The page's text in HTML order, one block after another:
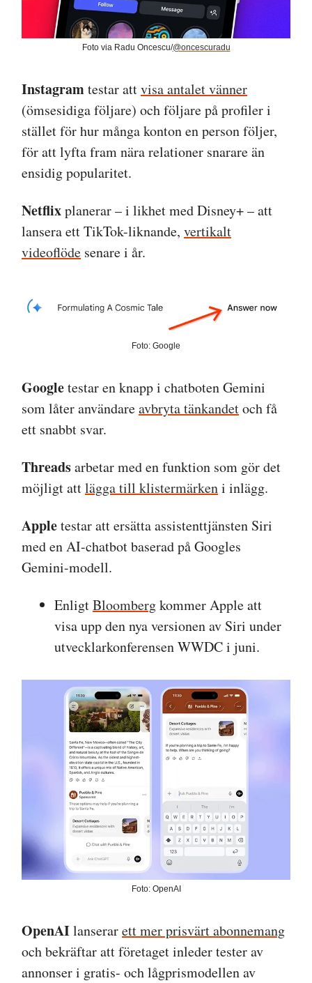
Foto via Radu Oncescu/@oncescuradu
Instagramtestar attvisa antalet vänner
(ömsesidiga följare) och följare på profiler i
stället för hur många konton en person följer,
för att lyfta fram nära relationer snarare än
ensidig popularitet.
Netflixplanerar – i likhet med Disney+ – att
lansera ett TikTok-liknande, vertikalt
videoflöde senare i år.
Foto: Google
Googletestar en knapp i chatboten Gemini
som låter användareavbryta tänkandetoch få
ett snabbt svar.
Threadsarbetar med en funktion som gör det
möjligt attlägga till klistermärkeni inlägg.
Appletestar att ersätta assistenttjänsten Siri
med en AI-chatbot baserad på Googles
Gemini-modell.
EnligtBloombergkommer Apple att
visa upp den nya versionen av Siri under
utvecklarkonferensen WWDC i juni.
Foto: OpenAI
OpenAIlanserarett mer prisvärt abonnemang
och bekräftar att företaget inleder tester av
annonser i gratis- och lågprismodellen av